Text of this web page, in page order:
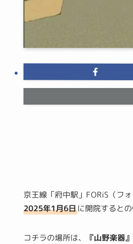
京王線「府中駅」FORiS（フ
2025年1月6日に開院すると
コチラの場所は、 『山野楽器